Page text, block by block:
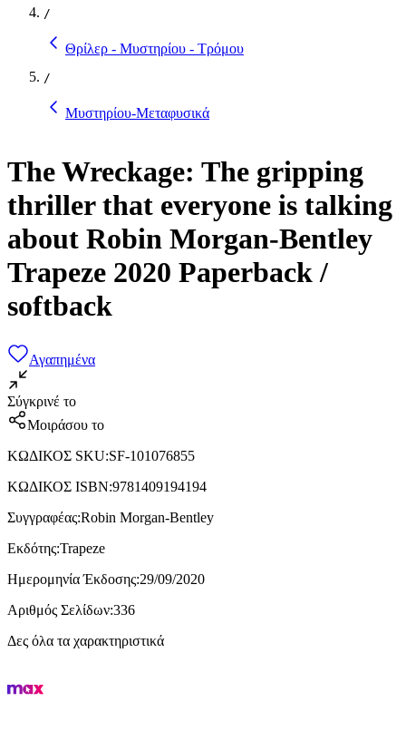
/
Θρίλερ - Μυστηρίου - Τρόμου
/
Μυστηρίου-Μεταφυσικά
The Wreckage: The gripping
thriller that everyone is talking
about Robin Morgan-Bentley
Trapeze 2020 Paperback /
softback
Αγαπημένα
Σύγκρινέ το
Μοιράσου το
ΚΩΔΙΚΟΣ SKU:SF-101076855
ΚΩΔΙΚΟΣ ISBN:9781409194194
Συγγραφέας:Robin Morgan-Bentley
Εκδότης:Trapeze
Ημερομηνία Έκδοσης:29/09/2020
Αριθμός Σελίδων:336
Δες όλα τα χαρακτηριστικά